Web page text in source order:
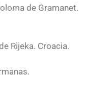
de Gramanet.
Rijeka. Croacia.